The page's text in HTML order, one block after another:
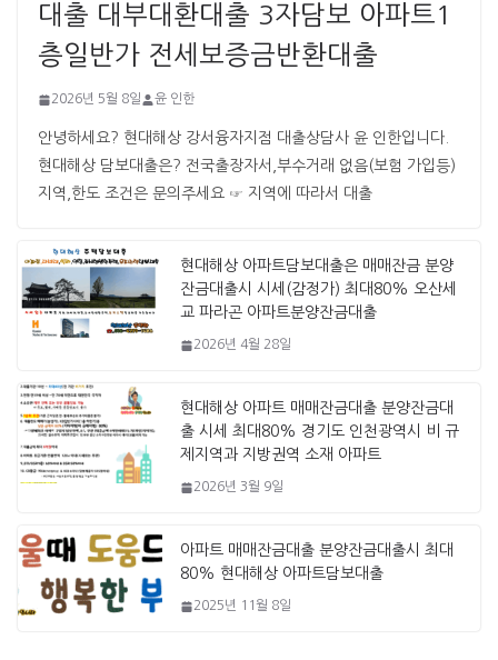
대출 대부대환대출 3자담보 아파트1
층일반가 전세보증금반환대출
2026년 5월 8일 윤 인한
안녕하세요? 현대해상 강서융자지점 대출상담사 윤 인한입니다. ​ ​
현대해상 담보대출은? 전국출장자서,부수거래 없음(보험 가입등)
지역,한도 조건은 문의주세요 ☞ 지역에 따라서 대출
현대해상 아파트담보대출은 매매잔금 분양
잔금대출시 시세(감정가) 최대80% 오산세
교 파라곤 아파트분양잔금대출
2026년 4월 28일
현대해상 아파트 매매잔금대출 분양잔금대
출 시세 최대80% 경기도 인천광역시 비 규
제지역과 지방권역 소재 아파트
2026년 3월 9일
아파트 매매잔금대출 분양잔금대출시 최대
80% 현대해상 아파트담보대출
2025년 11월 8일